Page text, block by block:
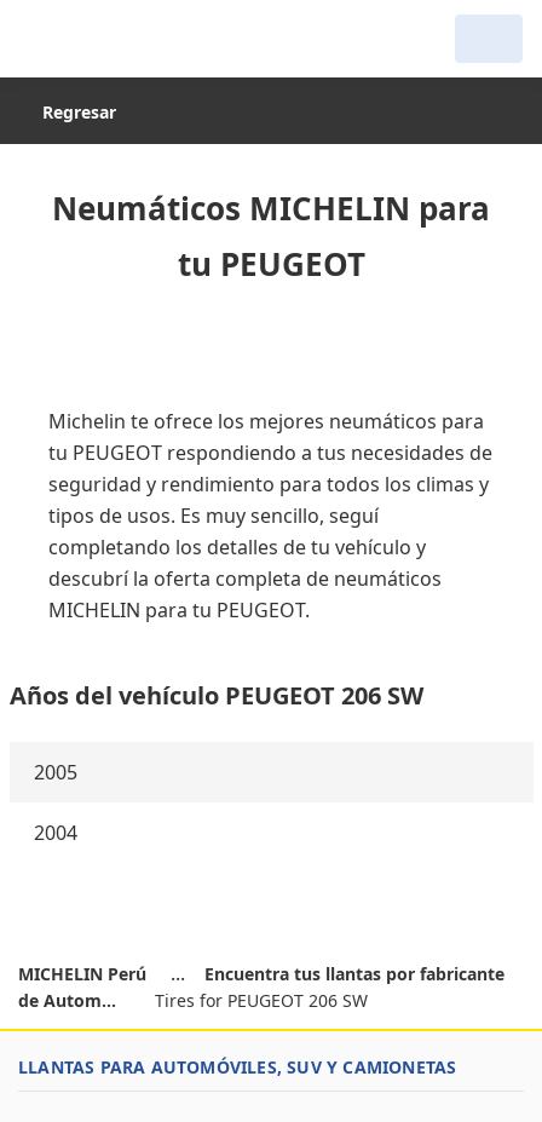
Regresar
Neumáticos MICHELIN para
tu PEUGEOT
Michelin te ofrece los mejores neumáticos para
tu PEUGEOT respondiendo a tus necesidades de
seguridad y rendimiento para todos los climas y
tipos de usos. Es muy sencillo, seguí
completando los detalles de tu vehículo y
descubrí la oferta completa de neumáticos
MICHELIN para tu PEUGEOT.
Años del vehículo PEUGEOT 206 SW
2005
2004
MICHELIN Perú
Encuentra tus llantas por fabricante
de Autom...
Tires for PEUGEOT 206 SW
LLANTAS PARA AUTOMÓVILES, SUV Y CAMIONETAS